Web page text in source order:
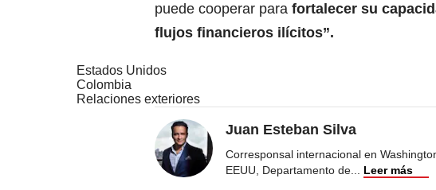
puede cooperar para fortalecer su
flujos financieros ilícitos”.
Estados Unidos
Colombia
Relaciones exteriores
Juan Esteban Silva
Corresponsal internacional en
EEUU, Departamento de... Leer más